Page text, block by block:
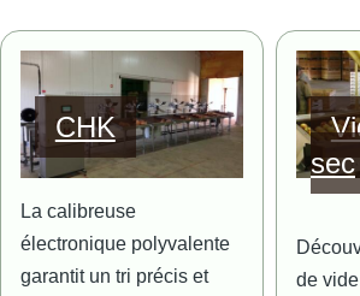
Image
CHK
La calibreuse
électronique polyvalente
garantit un tri précis et
Image
sec
de